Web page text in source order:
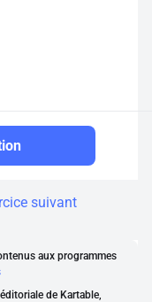
suivant
aux programmes
de Kartable,